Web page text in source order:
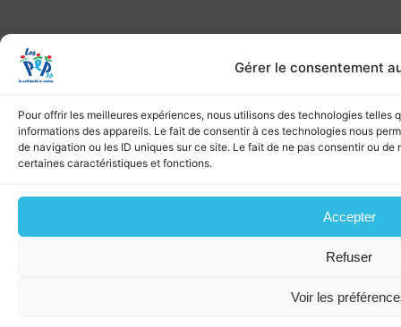
Gérer le consentement
Pour offrir les meilleures expériences, nous utilisons des technologies
informations des appareils. Le fait de consentir à ces technologies nous
de navigation ou les ID uniques sur ce site. Le fait de ne pas consentir ou
certaines caractéristiques et fonctions.
Accepter
Refuser
Voir les